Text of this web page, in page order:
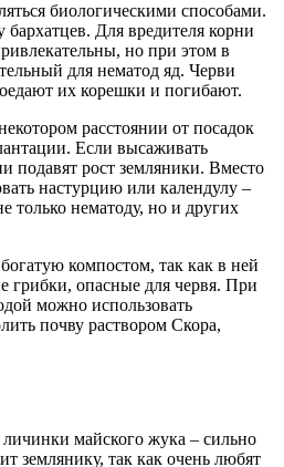
биологическими способами.
Для вредителя корни
но при этом в
для нематод яд. Черви
их корешки и погибают.
расстоянии от посадок
Если высаживать
подавят рост земляники. Вместо
настурцию или календулу –
только нематоду, но и других
компостом, так как в ней
грибки, опасные для червя. При
можно использовать
почву раствором Скора,
майского жука – сильно
землянику, так как очень любят